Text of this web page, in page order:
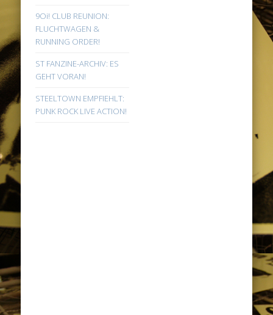
9Oi! CLUB REUNION:
FLUCHTWAGEN &
RUNNING ORDER!
ST FANZINE-ARCHIV: ES
GEHT VORAN!
STEELTOWN EMPFIEHLT:
PUNK ROCK LIVE ACTION!